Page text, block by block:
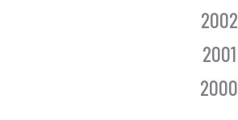
2002
2001
2000